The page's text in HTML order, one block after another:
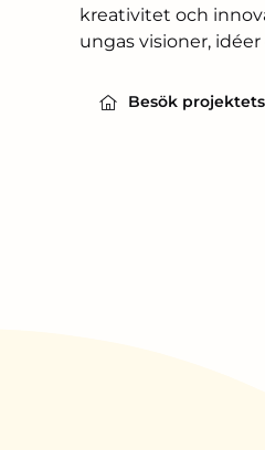
kreativitet och
ungas visioner,
Besök